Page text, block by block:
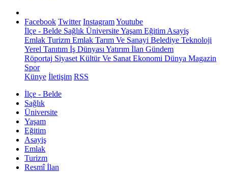
Facebook Twitter InstagramYoutube
İlçe - Belde Sağlık ÜniversiteYaşam Eğitim Asayiş
Emlak Turizm Emlak Tarım Ve Sanayi Belediye Teknoloji
Yerel Tanıtım İş Dünyası Yatırım İlan Gündem
Röportaj Siyaset Kültür Ve Sanat Ekonomi Dünya Magazin
Spor
Künye İletişim RSS
İlçe - Belde
Sağlık
Üniversite
Yaşam
Eğitim
Asayiş
Emlak
Turizm
Resmî İlan